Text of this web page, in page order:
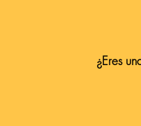
¿Eres